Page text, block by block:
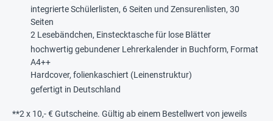
integrierte Schülerlisten, 6 Seiten und Zensurenlisten, 30
Seiten
2 Lesebändchen, Einstecktasche für lose Blätter
hochwertig gebundener Lehrerkalender in Buchform, Format
A4++
Hardcover, folienkaschiert (Leinenstruktur)
gefertigt in Deutschland
**2 x 10,- € Gutscheine. Gültig ab einem Bestellwert von jeweils